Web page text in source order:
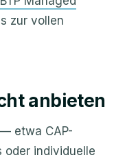
zur vollen
anbieten
etwa CAP-
oder individuelle